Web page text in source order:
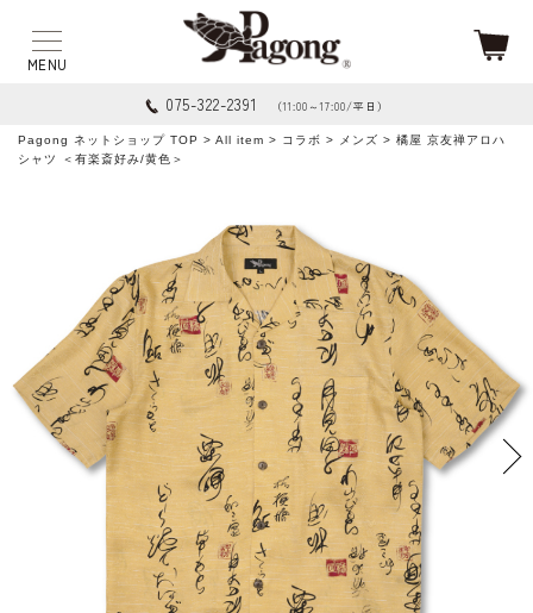
075-322-2391 （11:00～17:00/平日）
Pagong ネットショップ TOP > All item > コラボ > メンズ > 橘屋 京友禅アロハ
シャツ ＜有楽斎好み/黄色＞